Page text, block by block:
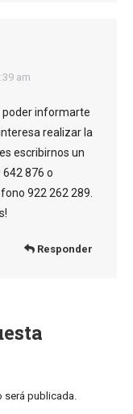
am
poder informarte
realizar la
escribirnos un
876 o
922 262 289.
Responder
publicada.